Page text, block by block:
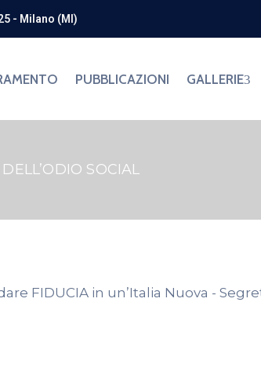
- Milano (MI)
PUBBLICAZIONI GALLERIE
SOCIAL